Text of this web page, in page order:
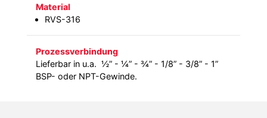
Material
RVS-316
Prozessverbindung
Lieferbar in u.a. ½” - ¼” - ¾” - 1/8” - 3/8” - 1”
BSP- oder NPT-Gewinde.